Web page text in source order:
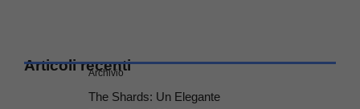
Articoli recenti
Archivio
The Shards: Un Elegante